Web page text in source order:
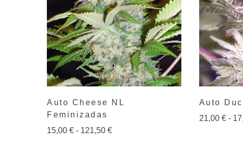
Auto Cheese NL
Feminizadas
15,00 € - 121,50 €
Auto
21,00 € -